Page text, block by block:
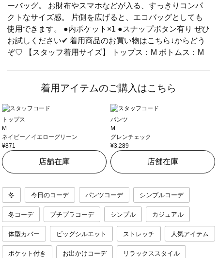
ーバッグ。 お財布やスマホなどが入る、すっきりコンパ
クトなサイズ感。 片側を広げると、エコバッグとしても
使用できます。 ●内ポケット×1 ●スナップボタン有り ぜひ
お試しください✔ 着用商品のお買い物はこちら↓からどう
ぞ♡ 【スタッフ着用サイズ】 トップス：M ボトムス：M
着用アイテムのご購入はこちら
トップス
M
ネイビー／イエローグリーン
¥871
店舗在庫
パンツ
M
グレンチェック
¥3,289
店舗在庫
冬 今日のコーデ パンツコーデ シンプルコーデ
冬コーデ プチプラコーデ シンプル カジュアル
体型カバー ビッグシルエット ストレッチ 人気アイテム
ポケット付き お出かけコーデ リラックススタイル